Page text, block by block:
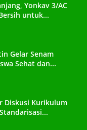
Yonkav 3/AC
untuk...
Gelar Senam
Sehat dan...
Diskusi Kurikulum